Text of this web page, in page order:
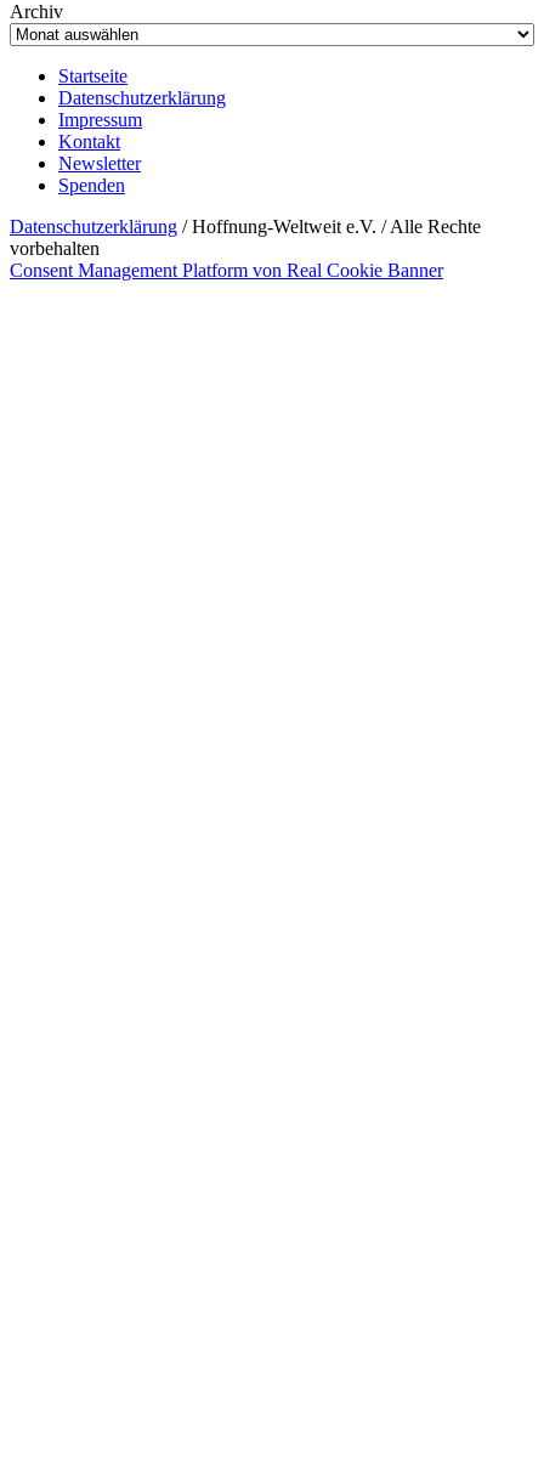
Archiv
Startseite
Datenschutzerklärung
Impressum
Kontakt
Newsletter
Spenden
Datenschutzerklärung / Hoffnung-Weltweit e.V. / Alle Rechte
vorbehalten
Consent Management Platform von Real Cookie Banner